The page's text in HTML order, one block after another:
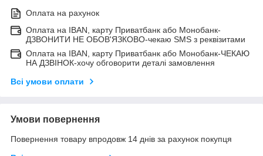
Оплата на рахунок
Оплата на IBAN, карту Приватбанк або Монобанк-
ДЗВОНИТИ НЕ ОБОВ'ЯЗКОВО-чекаю SMS з реквізитами
Оплата на IBAN, карту Приватбанк або Монобанк-ЧЕКАЮ
НА ДЗВІНОК-хочу обговорити деталі замовлення
Всі умови оплати
Умови повернення
Повернення товару впродовж 14 днів за рахунок покупця